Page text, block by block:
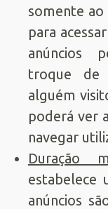
somente ao
para
anúncios
troque de
alguém
poderá ver
navegar
Duração
estabelece
anúncios